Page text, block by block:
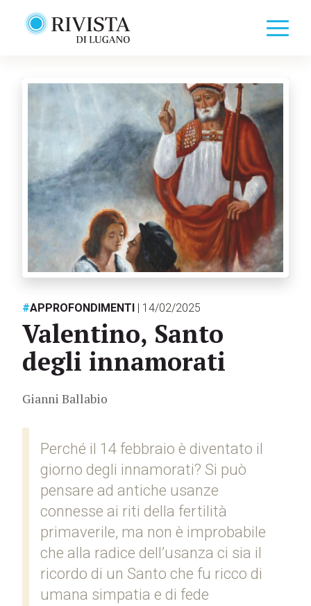
#APPROFONDIMENTI | 14/02/2025
Valentino, Santo
degli innamorati
Gianni Ballabio
Perché il 14 febbraio è diventato il
giorno degli innamorati? Si può
pensare ad antiche usanze
connesse ai riti della fertilità
primaverile, ma non è improbabile
che alla radice dell’usanza ci sia il
ricordo di un Santo che fu ricco di
umana simpatia e di fede